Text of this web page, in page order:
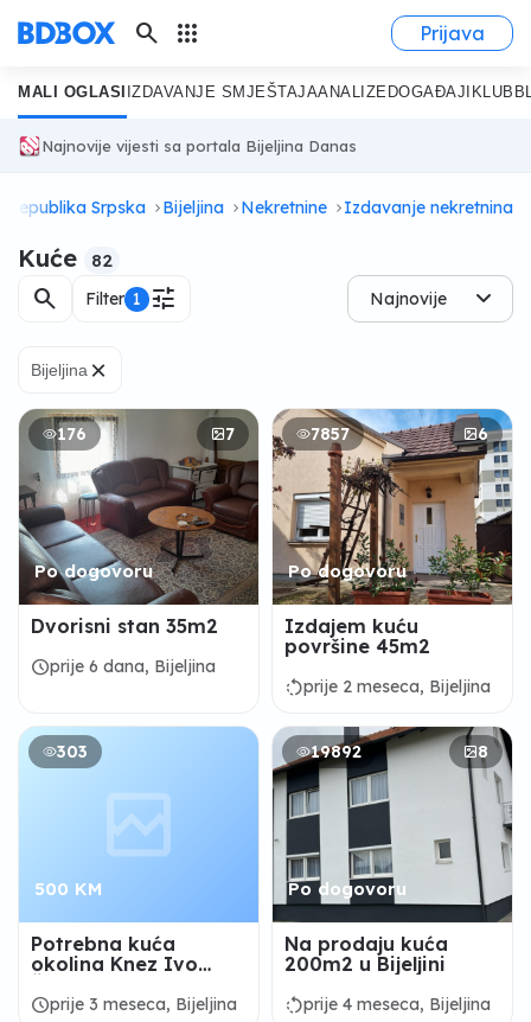
search apps Prijava
MALI OGLASI IZDAVANJE SMJEŠTAJAANALIZE DOGAĐAJI KLUB
Najnovije vijesti sa portala Bijeljina Danas
Republika Srpska Bijeljina Nekretnine Izdavanje nekretnina
Kuće 82
search Filter 1 tune Najnovije
Bijeljina×
176 7
Po dogovoru
Dvorisni stan 35m2
scheduleprije 6 dana, Bijeljina
7857 6
Po dogovoru
Izdajem kuću
površine 45m2
rotate_leftprije 2 meseca, Bijeljina
303
500 KM
Potrebna kuća
okolina Knez Ivo
scheduleprije 3 meseca, Bijeljina
19892 8
Po dogovoru
Na prodaju kuća
200m2 u Bijeljini
rotate_leftprije 4 meseca, Bijeljina